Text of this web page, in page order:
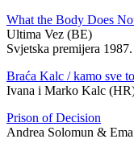
What the Body Does
Ultima Vez (BE)
Svjetska premijera
Braća Kalc / kamo sve
Ivana i Marko Kalc
Prison of Decision
Andrea Solomun &